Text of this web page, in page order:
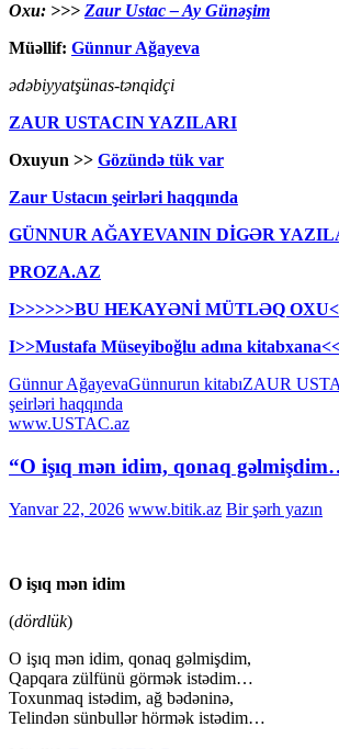
Oxu: >>> Zaur Ustac – Ay Günəşim
Müəllif: Günnur Ağayeva
ədəbiyyatşünas-tənqidçi
ZAUR USTACIN YAZILARI
Oxuyun >> Gözündə tük var
Zaur Ustacın şeirləri haqqında
GÜNNUR AĞAYEVANIN DİGƏR
PROZA.AZ
I>>>>>>BU HEKAYƏNİ MÜTLƏQ
I>>Mustafa Müseyiboğlu adına
Günnur AğayevaGünnurun kitabıZAUR
şeirləri haqqında
www.USTAC.az
“O işıq mən idim, qonaq
Yanvar 22, 2026 www.bitik.az Bir şərh yazın
O işıq mən idim
(dördlük)
O işıq mən idim, qonaq gəlmişdim,
Qapqara zülfünü görmək istədim…
Toxunmaq istədim, ağ bədəninə,
Telindən sünbullər hörmək istədim…